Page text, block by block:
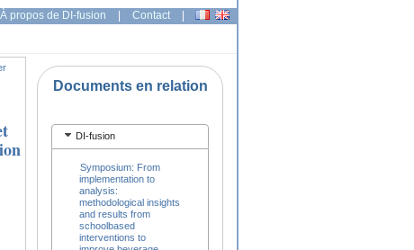
À propos de DI-fusion | Contact |
Documents en relation
DI-fusion
Symposium: From
implementation to
analysis:
methodological insights
and results from
schoolbased
interventions to